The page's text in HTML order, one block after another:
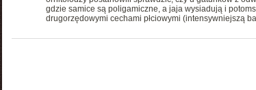
gdzie samice są poligamiczne, a jaja wysiadują i
drugorzędowymi cechami płciowymi (intensywniejszą